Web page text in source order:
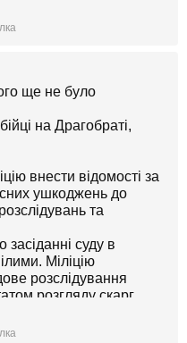
ще не було
на Драгобраті,
внести відомості за
ушкоджень до
та
суду в
Міліцію
розслідування
розгляду скарг
виніс
суд.